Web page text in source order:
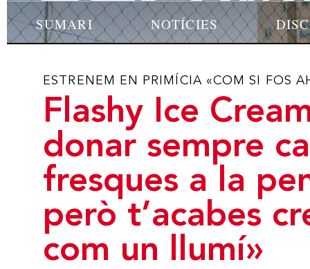
SUMARI NOTÍCIES
ESTRENEM EN PRIMÍCIA «COM SI FOS
Flashy Ice
donar sempre
fresques a la
però t’acabes
com un llumí»